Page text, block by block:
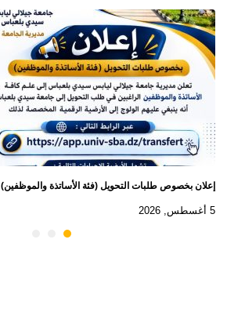
إعلان بخصوص طلبات التحويل (فئة الأساتذة والموظفين)
5 أغسطس, 2026